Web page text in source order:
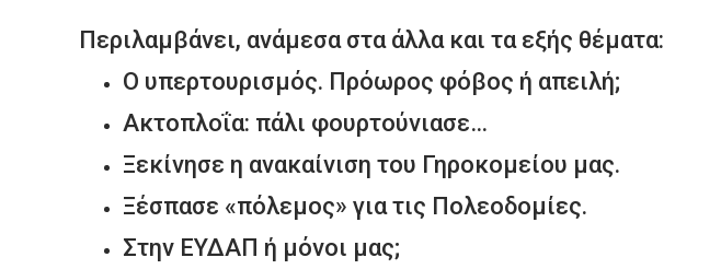
Περιλαμβάνει, ανάμεσα στα άλλα και τα εξής θέματα:
Ο υπερτουρισμός. Πρόωρος φόβος ή απειλή;
Ακτοπλοΐα: πάλι φουρτούνιασε…
Ξεκίνησε η ανακαίνιση του Γηροκομείου μας.
Ξέσπασε «πόλεμος» για τις Πολεοδομίες.
Στην ΕΥΔΑΠ ή μόνοι μας;